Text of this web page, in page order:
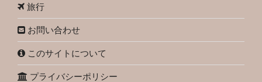
旅行
お問い合わせ
このサイトについて
プライバシーポリシー